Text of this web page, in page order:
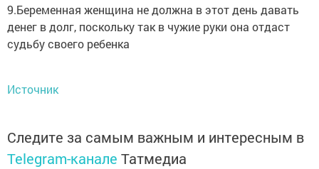
9.Беременная женщина не должна в этот день давать
денег в долг, поскольку так в чужие руки она отдаст
судьбу своего ребенка
Источник
Следите за самым важным и интересным в
Telegram-канале Татмедиа